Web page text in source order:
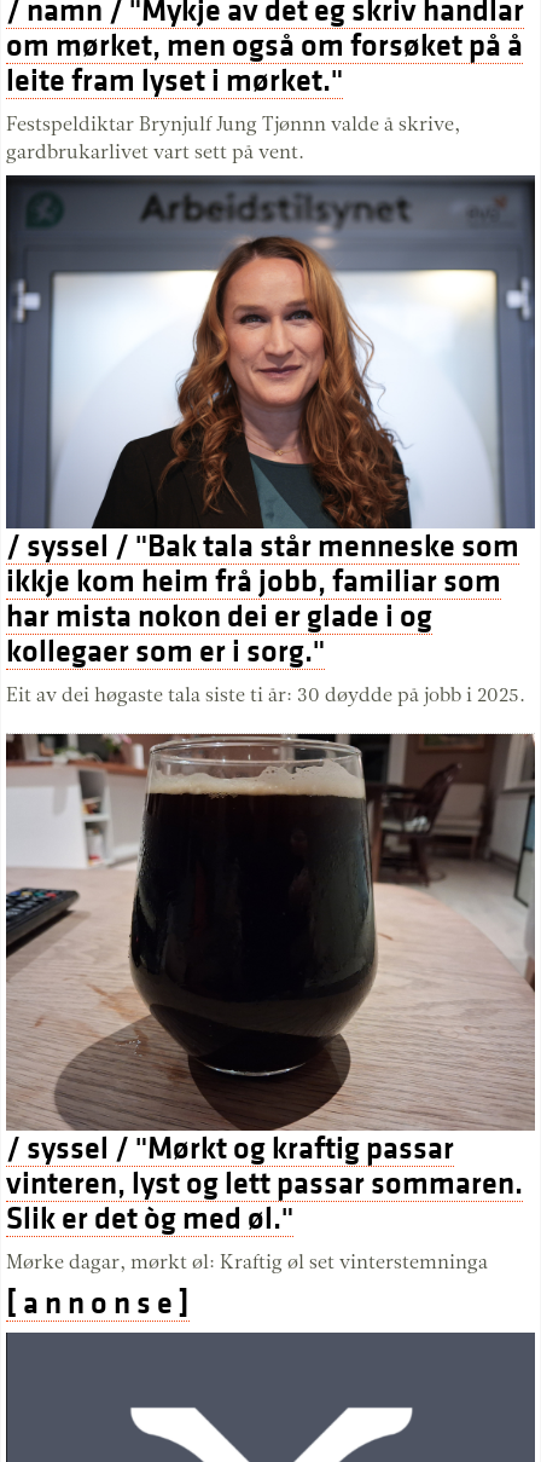
/ namn / "Mykje av det eg skriv handlar
om mørket, men også om forsøket på å
leite fram lyset i mørket."
Festspeldiktar Brynjulf Jung Tjønnn valde å skrive,
gardbrukarlivet vart sett på vent.
/ syssel / "Bak tala står menneske som
ikkje kom heim frå jobb, familiar som
har mista nokon dei er glade i og
kollegaer som er i sorg."
Eit av dei høgaste tala siste ti år: 30 døydde på jobb i 2025.
/ syssel / "Mørkt og kraftig passar
vinteren, lyst og lett passar sommaren.
Slik er det òg med øl."
Mørke dagar, mørkt øl: Kraftig øl set vinterstemninga
[ a n n o n s e ]